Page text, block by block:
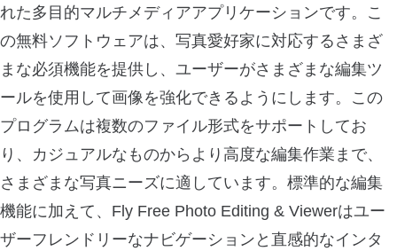
れた多目的マルチメディアアプリケーションです。こ
の無料ソフトウェアは、写真愛好家に対応するさまざ
まな必須機能を提供し、ユーザーがさまざまな編集ツ
ールを使用して画像を強化できるようにします。この
プログラムは複数のファイル形式をサポートしてお
り、カジュアルなものからより高度な編集作業まで、
さまざまな写真ニーズに適しています。標準的な編集
機能に加えて、Fly Free Photo Editing & Viewerはユー
ザーフレンドリーなナビゲーションと直感的なインタ